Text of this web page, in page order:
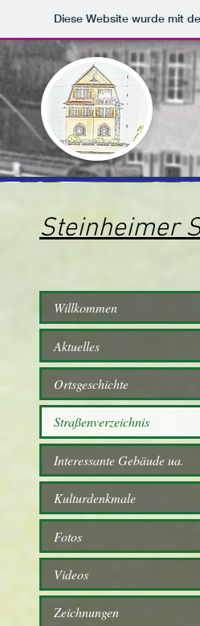
Diese Website wurde mit
Steinheimer
Willkommen
Aktuelles
Ortsgeschichte
Straßenverzeichnis
Interessante Gebäude ua.
Kulturdenkmale
Fotos
Videos
Zeichnungen